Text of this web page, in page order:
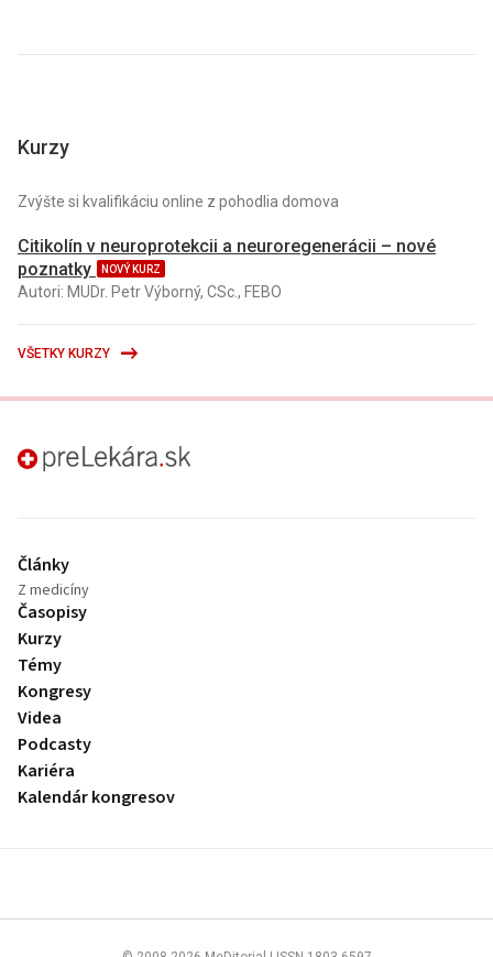
Kurzy
Zvýšte si kvalifikáciu online z pohodlia domova
Citikolín v neuroprotekcii a neuroregenerácii – nové
poznatky
NOVÝ KURZ
Autori: MUDr. Petr Výborný, CSc., FEBO
VŠETKY KURZY
preLekára.sk
Články
Z medicíny
Časopisy
Kurzy
Témy
Kongresy
Videa
Podcasty
Kariéra
Kalendár kongresov